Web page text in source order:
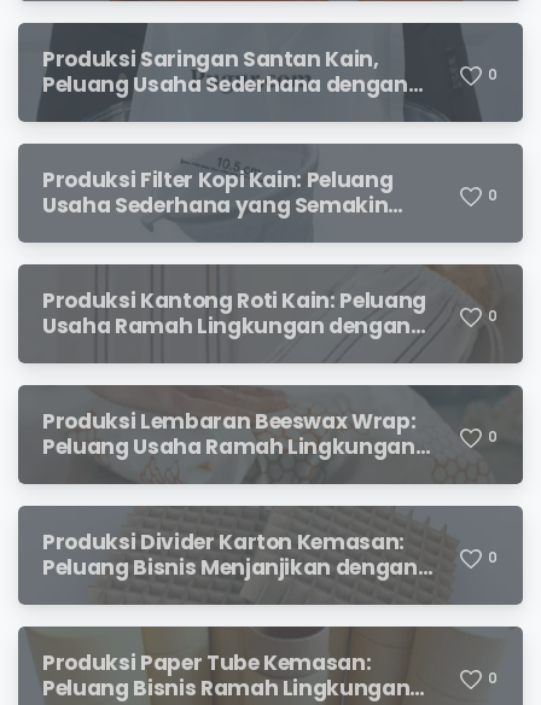
Produksi Saringan Santan Kain,
Peluang Usaha Sederhana dengan
Permintaan yang Terus Meningkat
0
Produksi Filter Kopi Kain: Peluang
Usaha Sederhana yang Semakin
Diminati Pecinta Kopi
0
Produksi Kantong Roti Kain: Peluang
Usaha Ramah Lingkungan dengan
0
Produksi Lembaran Beeswax Wrap:
Peluang Usaha Ramah Lingkungan
yang Menjanjikan
0
Produksi Divider Karton Kemasan:
Peluang Bisnis Menjanjikan dengan
Permintaan yang Terus Meningkat
0
Produksi Paper Tube Kemasan:
Peluang Bisnis Ramah Lingkungan
0